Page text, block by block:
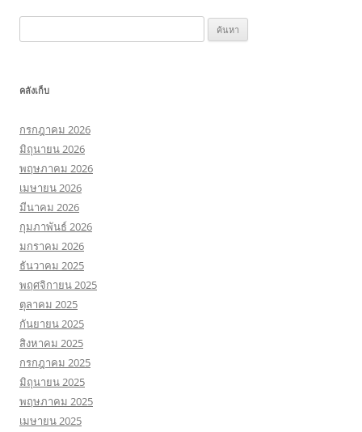
สำหรับ:
คลังเก็บ
กรกฎาคม 2026
มิถุนายน 2026
พฤษภาคม 2026
เมษายน 2026
มีนาคม 2026
กุมภาพันธ์ 2026
มกราคม 2026
ธันวาคม 2025
พฤศจิกายน 2025
ตุลาคม 2025
กันยายน 2025
สิงหาคม 2025
กรกฎาคม 2025
มิถุนายน 2025
พฤษภาคม 2025
เมษายน 2025